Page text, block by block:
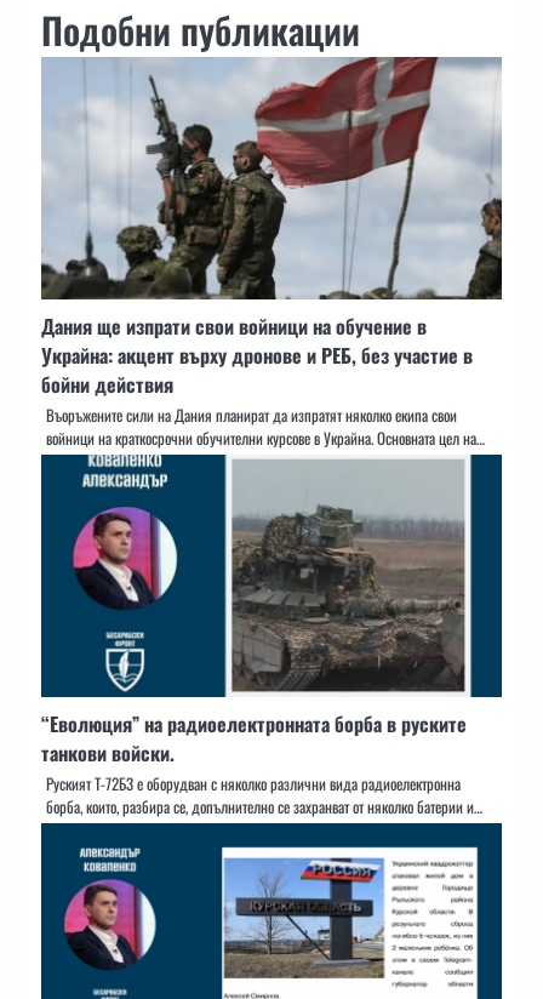
Подобни публикации
Дания ще изпрати свои войници на обучение в
Украйна: акцент върху дронове и РЕБ, без участие в
бойни действия
Въоръжените сили на Дания планират да изпратят няколко екипа свои
войници на краткосрочни обучителни курсове в Украйна. Основната цел на…
“Еволюция” на радиоелектронната борба в руските
танкови войски.
Руският Т-72Б3 е оборудван с няколко различни вида радиоелектронна
борба, които, разбира се, допълнително се захранват от няколко батерии и…